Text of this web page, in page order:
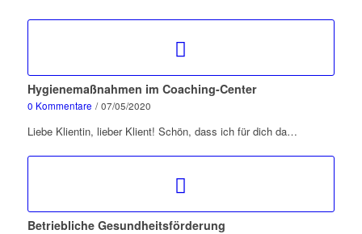
Hygienemaßnahmen im Coaching-Center
0 Kommentare / 07/05/2020
Liebe Klientin, lieber Klient! Schön, dass ich für dich da…
Betriebliche Gesundheitsförderung